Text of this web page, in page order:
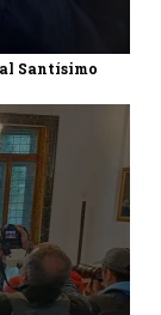
Santísimo